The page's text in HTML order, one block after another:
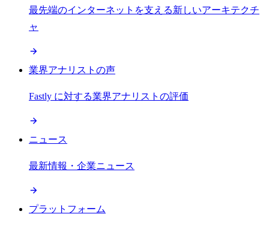
最先端のインターネットを支える新しいアーキテクチ
ャ
業界アナリストの声
Fastly に対する業界アナリストの評価
ニュース
最新情報・企業ニュース
プラットフォーム